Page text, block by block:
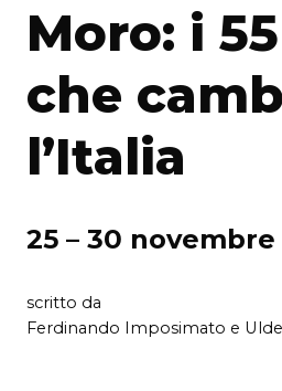
Moro: i
che
l’Italia
25 – 30 novembre
scritto da
Ferdinando Imposimato e